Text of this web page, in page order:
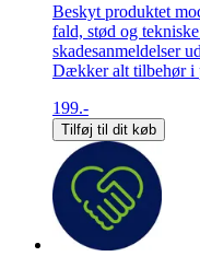
Beskyt produktet
fald, stød og
skadesanmeldelser
Dækker alt tilbehør i
199.-
Tilføj til dit køb